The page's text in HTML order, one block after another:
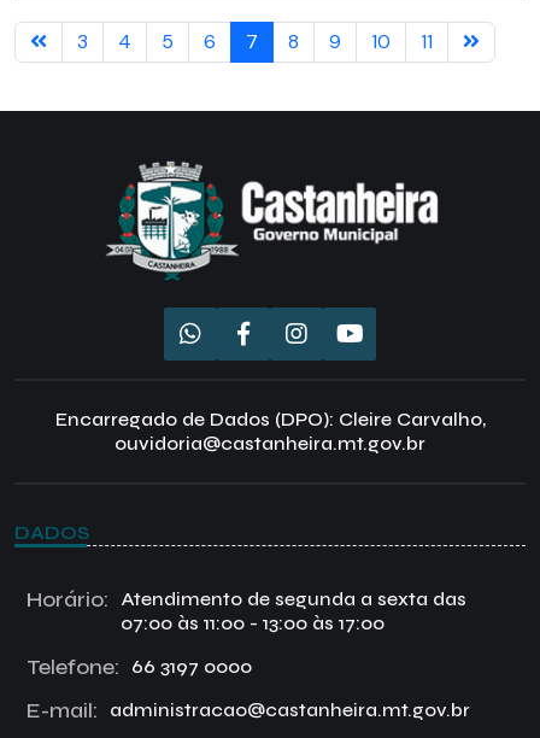
3 4 5 6 7 8 9 10 11
Encarregado de Dados (DPO): Cleire Carvalho,
ouvidoria@castanheira.mt.gov.br
DADOS
Horário:
Atendimento de segunda a sexta das
07:00 às 11:00 - 13:00 às 17:00
Telefone: 66 3197 0000
E-mail: administracao@castanheira.mt.gov.br